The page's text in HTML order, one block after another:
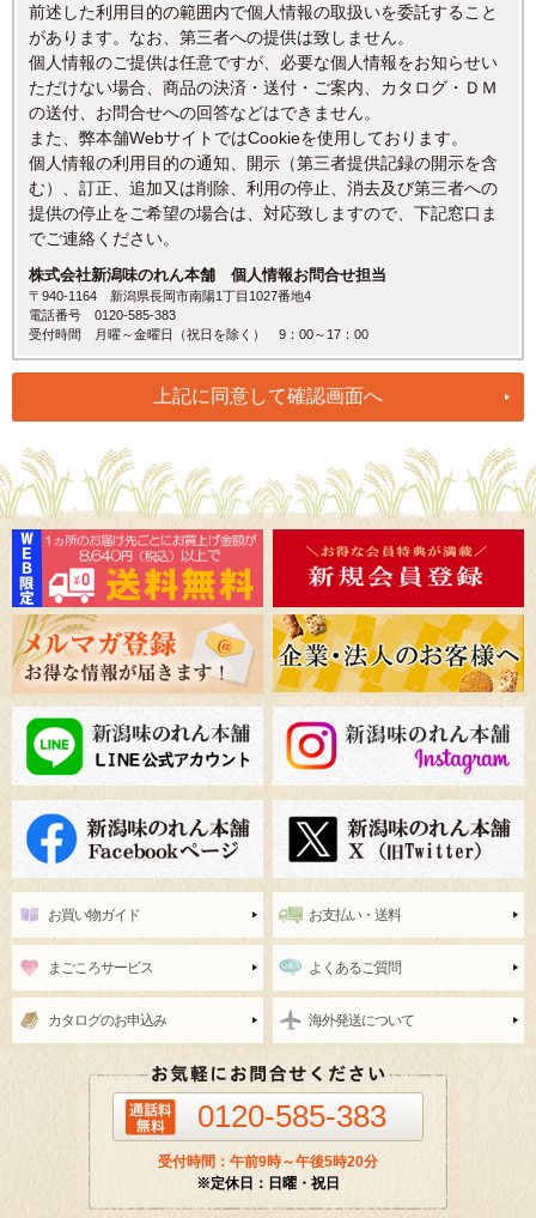
前述した利用目的の範囲内で個人情報の取扱いを委託すること
があります。なお、第三者への提供は致しません。
個人情報のご提供は任意ですが、必要な個人情報をお知らせい
ただけない場合、商品の決済・送付・ご案内、カタログ・ＤＭ
の送付、お問合せへの回答などはできません。
また、弊本舗WebサイトではCookieを使用しております。
個人情報の利用目的の通知、開示（第三者提供記録の開示を含
む）、訂正、追加又は削除、利用の停止、消去及び第三者への
提供の停止をご希望の場合は、対応致しますので、下記窓口ま
でご連絡ください。
株式会社新潟味のれん本舗 個人情報お問合せ担当
〒940-1164 新潟県長岡市南陽1丁目1027番地4
電話番号 0120-585-383
受付時間 月曜～金曜日（祝日を除く） 9：00～17：00
お買い物ガイド お支払い・送料
まごころサービス よくあるご質問
カタログのお申込み 海外発送について
0120-585-383
受付時間：午前9時～午後5時20分
※定休日：日曜・祝日